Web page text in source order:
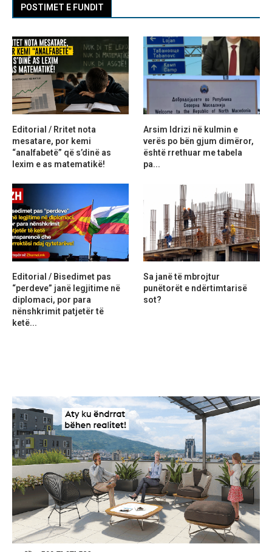
POSTIMET E FUNDIT
Editorial / Rritet nota
mesatare, por kemi
“analfabetë” që s’dinë as
lexim e as matematikë!
Arsim Idrizi në kulmin e
verës po bën gjum dimëror,
është rrethuar me tabela
pa...
Editorial / Bisedimet pas
“perdeve” janë legjitime në
diplomaci, por para
nënshkrimit patjetër të
ketë...
Sa janë të mbrojtur
punëtorët e ndërtimtarisë
sot?